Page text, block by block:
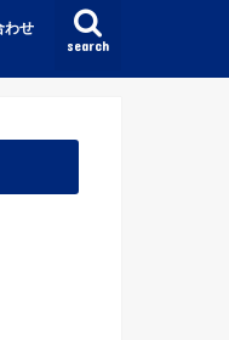
search
わせ